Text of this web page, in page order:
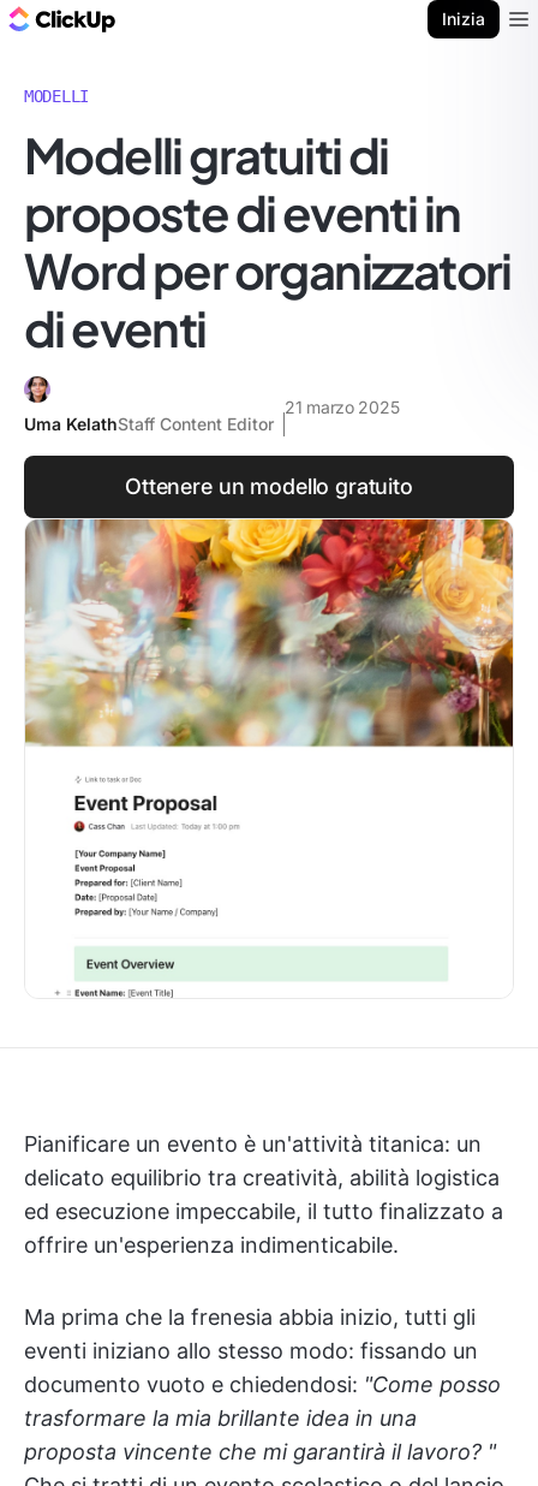
Inizia
MODELLI
Modelli gratuiti di
proposte di eventi in
Word per organizzatori
di eventi
Uma KelathStaff Content Editor
21 marzo 2025
Ottenere un modello gratuito
Pianificare un evento è un'attività titanica: un
delicato equilibrio tra creatività, abilità logistica
ed esecuzione impeccabile, il tutto finalizzato a
offrire un'esperienza indimenticabile.
Ma prima che la frenesia abbia inizio, tutti gli
eventi iniziano allo stesso modo: fissando un
documento vuoto e chiedendosi: "Come posso
trasformare la mia brillante idea in una
proposta vincente che mi garantirà il lavoro? "